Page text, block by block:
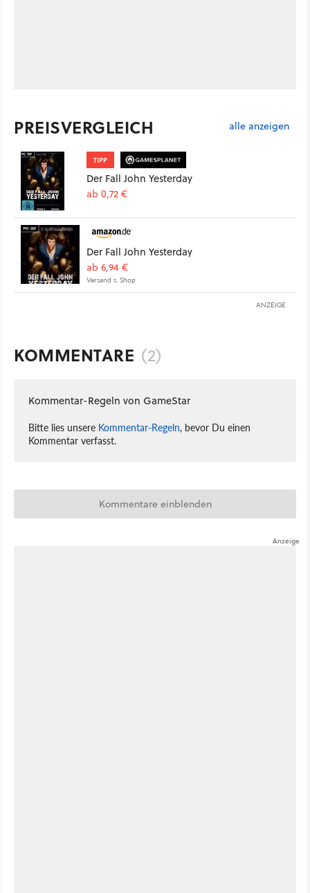
PREISVERGLEICH alle anzeigen
TIPP
Der Fall John Yesterday
ab 0,72 €
Der Fall John Yesterday
ab 6,94 €
Versand s. Shop
ANZEIGE
KOMMENTARE (2)
Kommentar-Regeln von GameStar
Bitte lies unsere Kommentar-Regeln, bevor Du einen
Kommentar verfasst.
Kommentare einblenden